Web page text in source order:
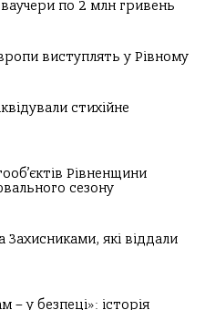
по 2 млн гривень
виступлять у Рівному
стихійне
Рівненщини
сезону
які віддали
– у безпеці»: історія